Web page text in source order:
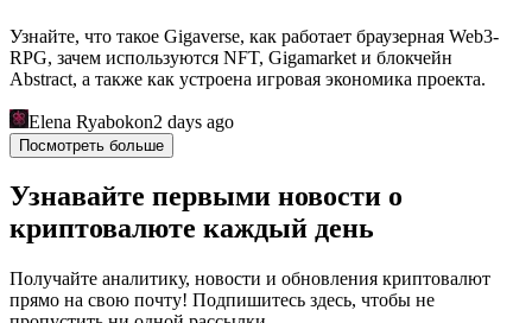
Узнайте, что такое Gigaverse, как работает браузерная Web3-
RPG, зачем используются NFT, Gigamarket и блокчейн
Abstract, а также как устроена игровая экономика проекта.
Elena Ryabokon2 days ago
Посмотреть больше
Узнавайте первыми новости о
криптовалюте каждый день
Получайте аналитику, новости и обновления криптовалют
прямо на свою почту! Подпишитесь здесь, чтобы не